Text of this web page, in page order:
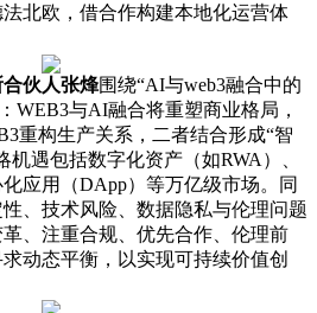
北欧，借合作构建本地化运营体
伙人张烽围绕“AI与web3融合中的
WEB3与AI融合将重塑商业格局，
重构生产关系，二者结合形成“智
遇包括数字化资产（如RWA）、
应用（DApp）等万亿级市场。同
、技术风险、数据隐私与伦理问题
、注重合规、优先合作、伦理前
动态平衡，以实现可持续价值创